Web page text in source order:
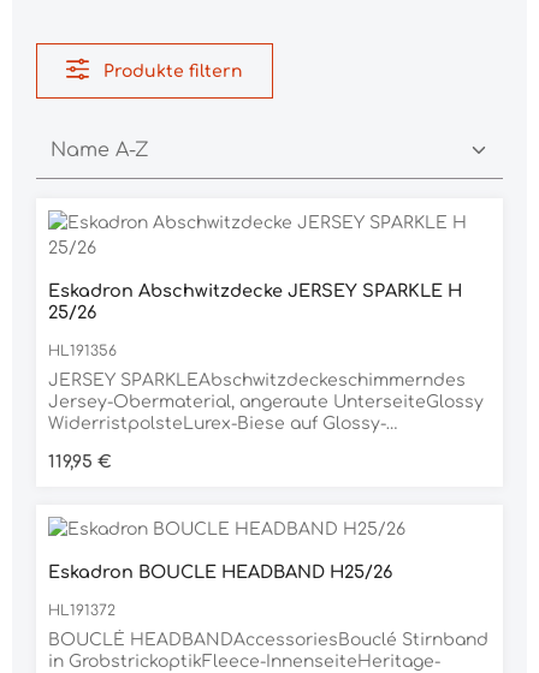
Produkte filtern
Eskadron Abschwitzdecke JERSEY SPARKLE H
25/26
HL191356
JERSEY SPARKLEAbschwitzdeckeschimmerndes
Jersey-Obermaterial, angeraute UnterseiteGlossy
WiderristpolsteLurex-Biese auf Glossy-
beidseitigHeritage Emblem,
KreuzbegurtungSchweifriemen
BAUMWOLLE
Regulärer Preis:
119,95 €
Eskadron BOUCLE HEADBAND H25/26
HL191372
BOUCLÉ HEADBANDAccessoriesBouclé Stirnband
in GrobstrickoptikFleece-InnenseiteHeritage-